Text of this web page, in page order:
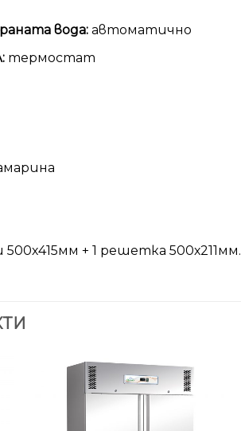
вода:автоматично
термостат
+ 1 решетка 500х211мм.